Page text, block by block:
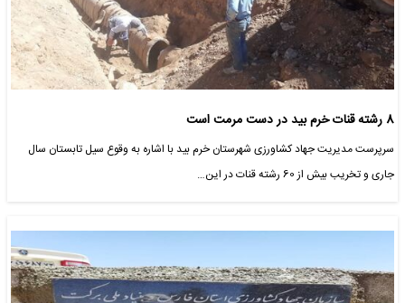
8 رشته قنات خرم بید در دست مرمت است
سرپرست مدیریت جهاد کشاورزی شهرستان خرم بید با اشاره به وقوع سیل تابستان سال
جاری و تخریب بیش از 60 رشته قنات در این…